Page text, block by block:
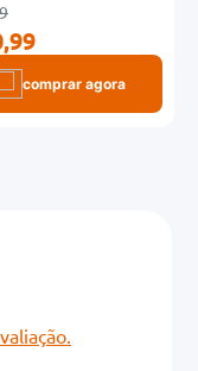
comprar agora